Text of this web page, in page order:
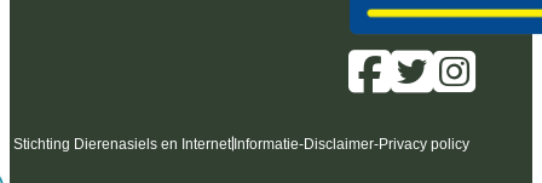
Stichting Dierenasiels en Internet Informatie-Disclaimer-Privacy policy